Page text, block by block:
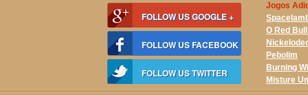
FOLLOW US GOOGLE +
FOLLOW US FACEBOOK
FOLLOW US TWITTER
Jogos
O Red
Pebolim
Burning
Misture